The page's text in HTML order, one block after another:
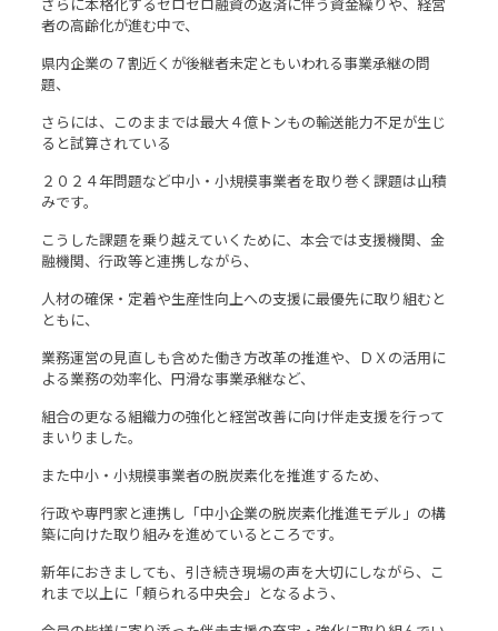
者の高齢化が進む中で、
県内企業の７割近くが後継者未定ともいわれる事業承継の問
題、
さらには、このままでは最大４億トンもの輸送能力不足が生じ
ると試算されている
２０２４年問題など中小・小規模事業者を取り巻く課題は山積
みです。
こうした課題を乗り越えていくために、本会では支援機関、金
融機関、行政等と連携しながら、
人材の確保・定着や生産性向上への支援に最優先に取り組むと
ともに、
業務運営の見直しも含めた働き方改革の推進や、ＤＸの活用に
よる業務の効率化、円滑な事業承継など、
組合の更なる組織力の強化と経営改善に向け伴走支援を行って
まいりました。
また中小・小規模事業者の脱炭素化を推進するため、
行政や専門家と連携し「中小企業の脱炭素化推進モデル」の構
築に向けた取り組みを進めているところです。
新年におきましても、引き続き現場の声を大切にしながら、こ
れまで以上に「頼られる中央会」となるよう、